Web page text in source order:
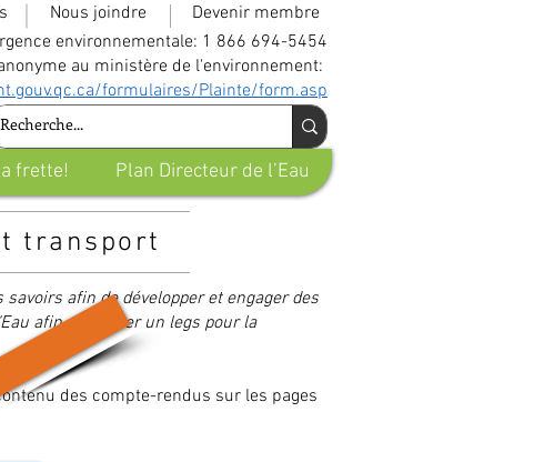
Nous joindre
Devenir membre
environnementale: 1 866 694-5454
au ministère de l'environnement:
formulaires/Plainte/form.asp
frette! Plan Directeur de l’Eau
transport
afin de développer et engager des
afin de laisser un legs pour la
des compte-rendus sur les pages